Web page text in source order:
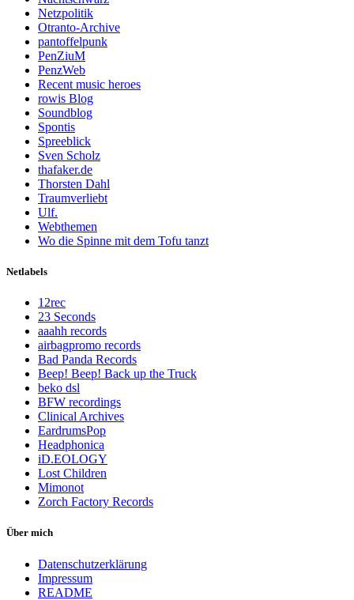
Netzpolitik
Otranto-Archive
pantoffelpunk
PenZiuM
PenzWeb
Recent music heroes
rowis Blog
Soundblog
Spontis
Spreeblick
Sven Scholz
thafaker.de
Thorsten Dahl
Traumverliebt
Ulf.
Webthemen
Wo die Spinne mit dem Tofu tanzt
Netlabels
12rec
23 Seconds
aaahh records
airbagpromo records
Bad Panda Records
Beep! Beep! Back up the Truck
beko dsl
BFW recordings
Clinical Archives
EardrumsPop
Headphonica
iD.EOLOGY
Lost Children
Mimonot
Zorch Factory Records
Über mich
Datenschutzerklärung
Impressum
README